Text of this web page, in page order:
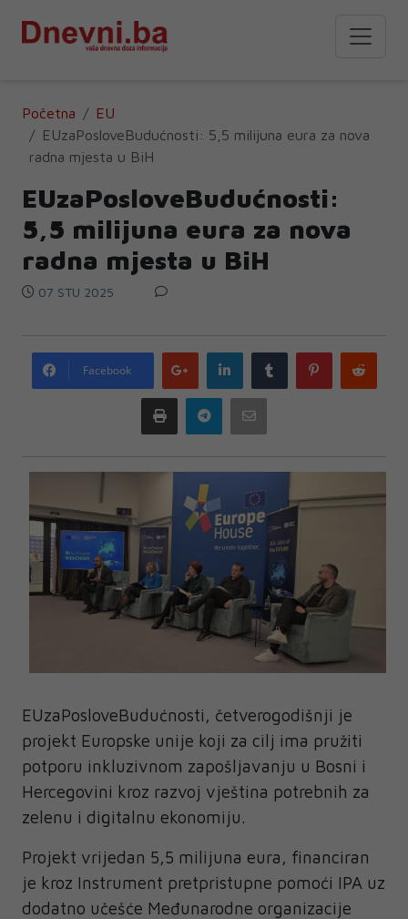
Početna
EU
EUzaPosloveBudućnosti: 5,5 milijuna eura za nova
radna mjesta u BiH
EUzaPosloveBudućnosti:
5,5 milijuna eura za nova
radna mjesta u BiH
07 STU 2025
Facebook
Google
plus
LinkedIn Tumblr Pinterest
Print Telegram
EUzaPosloveBudućnosti, četverogodišnji je
projekt Europske unije koji za cilj ima pružiti
potporu inkluzivnom zapošljavanju u Bosni i
Hercegovini kroz razvoj vještina potrebnih za
zelenu i digitalnu ekonomiju.
Projekt vrijedan 5,5 milijuna eura, financiran
je kroz Instrument pretpristupne pomoći IPA uz
dodatno učešće Međunarodne organizacije